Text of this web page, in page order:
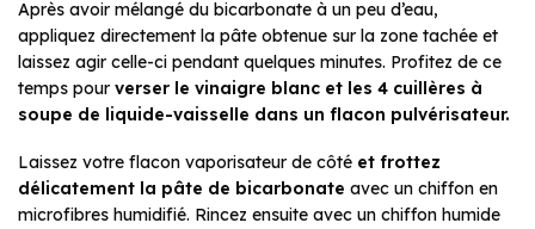
Après avoir mélangé du bicarbonate à un peu d’eau,
appliquez directement la pâte obtenue sur la zone tachée et
laissez agir celle-ci pendant quelques minutes. Profitez de ce
temps pour verser le vinaigre blanc et les 4 cuillères à
soupe de liquide-vaisselle dans un flacon pulvérisateur.
Laissez votre flacon vaporisateur de côté et frottez
délicatement la pâte de bicarbonate avec un chiffon en
microfibres humidifié. Rincez ensuite avec un chiffon humide